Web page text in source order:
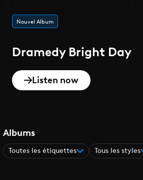
Playlist de l'été
Epique
Discover
Albums
Toutes les étiquettes Tous les styles